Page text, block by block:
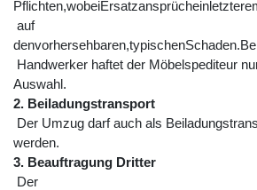
auf
Handwerker haftet der Möbelspediteur
Auswahl.
2. Beiladungstransport
Der Umzug darf auch als
werden.
3. Beauftragung Dritter
Der